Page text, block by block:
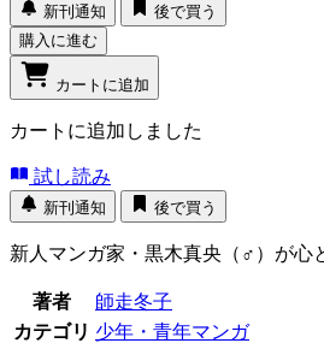
新刊通知
後で買う
購入に進む
カートに追加
カートに追加しました
試し読み
新刊通知 後で買う
新人マンガ家・黒木真央（♂）が
著者
師走冬子
カテゴリ 少年・青年マンガ